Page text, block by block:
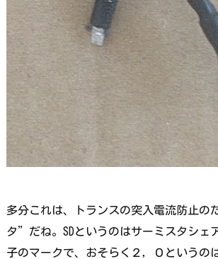
多分これは、トランスの突入電流防止の
タ”だね。SDというのはサーミスタシェ
子のマークで、おそらく２，０というの